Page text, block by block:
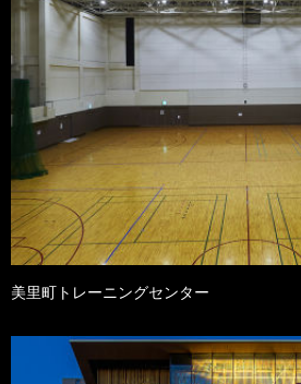
美里町トレーニングセンター